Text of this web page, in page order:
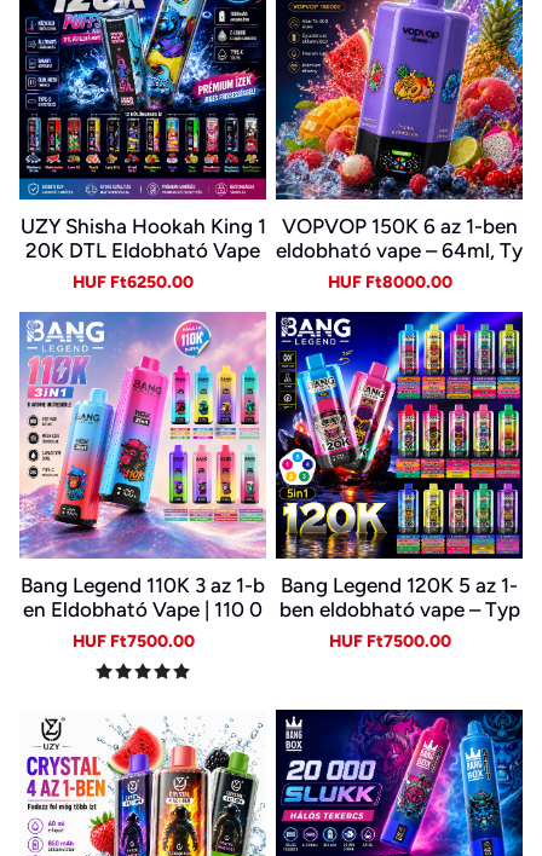
UZY Shisha Hookah King 1
20K DTL Eldobható Vape
– 120 000 Slukk, 64 ml, U
Sale
HUF Ft6250.00
VOPVOP 150K 6 az 1-ben
eldobható vape – 64ml, Ty
pe-C, LED kijelző
Sale
HUF Ft8000.00
Bang Legend 110K 3 az 1-b
en Eldobható Vape | 110 0
00 Slukk | 3 Íz Egy Készülé
kben | Digitális Kijelző | Ty
pe-C
Sale
HUF Ft7500.00
Bang Legend 120K 5 az 1-
ben eldobható vape – Typ
e-C, LED kijelző
Sale
HUF Ft7500.00